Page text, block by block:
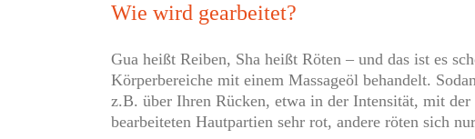
Wie wird gearbeitet?
Gua heißt Reiben, Sha heißt Röten – und das ist es
Körperbereiche mit einem Massageöl behandelt.
z.B. über Ihren Rücken, etwa in der Intensität, mit
bearbeiteten Hautpartien sehr rot, andere röten sich